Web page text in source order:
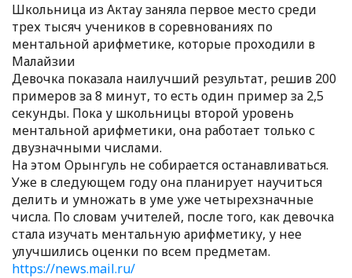
Школьница из Актау заняла первое место среди
трех тысяч учеников в соревнованиях по
ментальной арифметике, которые проходили в
Малайзии
Девочка показала наилучший результат, решив 200
примеров за 8 минут, то есть один пример за 2,5
секунды. Пока у школьницы второй уровень
ментальной арифметики, она работает только с
двузначными числами.
На этом Орынгуль не собирается останавливаться.
Уже в следующем году она планирует научиться
делить и умножать в уме уже четырехзначные
числа. По словам учителей, после того, как девочка
стала изучать ментальную арифметику, у нее
улучшились оценки по всем предметам.
https://news.mail.ru/